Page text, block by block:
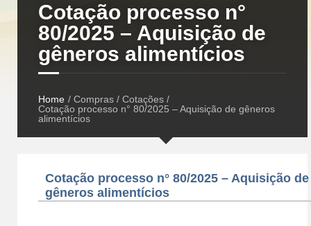
Cotação processo n°
80/2025 – Aquisição de
gêneros alimentícios
Home / Compras / Cotações /
Cotação processo n° 80/2025 – Aquisição de gêneros
alimentícios
Cotação processo n° 80/2025 – Aquisição de
gêneros alimentícios